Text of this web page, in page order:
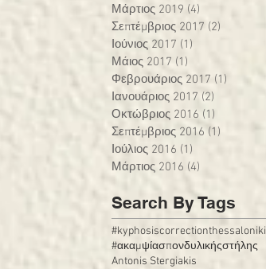
Μάρτιος 2019 (4)
Σεπτέμβριος 2017 (2)
Ιούνιος 2017 (1)
Μάιος 2017 (1)
Φεβρουάριος 2017 (1)
Ιανουάριος 2017 (2)
Οκτώβριος 2016 (1)
Σεπτέμβριος 2016 (1)
Ιούλιος 2016 (1)
Μάρτιος 2016 (4)
Search By Tags
#kyphosiscorrectionthessaloniki
#ακαμψίασπονδυλικήςστήλης
Antonis Stergiakis